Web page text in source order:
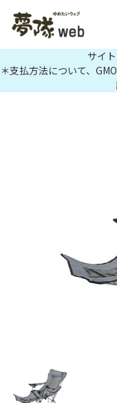
サイ
＊支払方法について、